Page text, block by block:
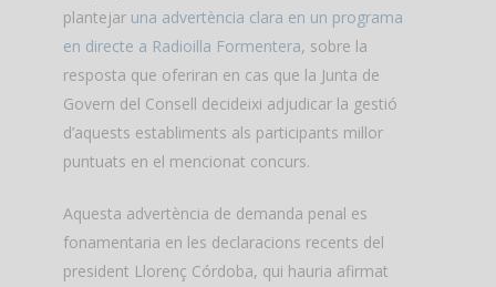
plantejar una advertència clara en un programa
en directe a Radioilla Formentera, sobre la
resposta que oferiran en cas que la Junta de
Govern del Consell decideixi adjudicar la gestió
d’aquests establiments als participants millor
puntuats en el mencionat concurs.
Aquesta advertència de demanda penal es
fonamentaria en les declaracions recents del
president Llorenç Córdoba, qui hauria afirmat